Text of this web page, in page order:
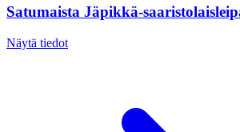
Satumaista Jäpikkä-
Näytä tiedot